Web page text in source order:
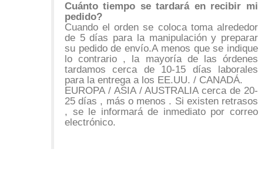
Cuánto tiempo se tardará en recibir mi
pedido?
Cuando el orden se coloca toma alrededor
de 5 días para la manipulación y preparar
su pedido de envío.A menos que se indique
lo contrario , la mayoría de las órdenes
tardamos cerca de 10-15 días laborales
para la entrega a los EE.UU. / CANADÁ.
EUROPA / ASIA / AUSTRALIA cerca de 20-
25 días , más o menos . Si existen retrasos
, se le informará de inmediato por correo
electrónico.